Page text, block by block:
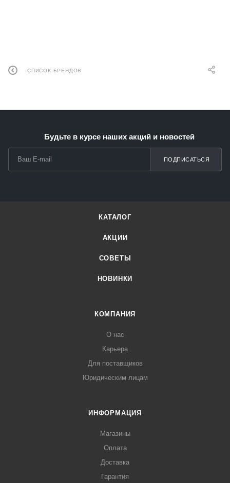
СПИСОК БРЕНДОВ
Будьте в курсе наших акций и новостей
ПОДПИСАТЬСЯ
КАТАЛОГ
АКЦИИ
СОВЕТЫ
НОВИНКИ
КОМПАНИЯ
О нас
Карьера
Для поставщиков
Юридическим лицам
ИНФОРМАЦИЯ
Магазины
Оплата
Доставка
Гарантия